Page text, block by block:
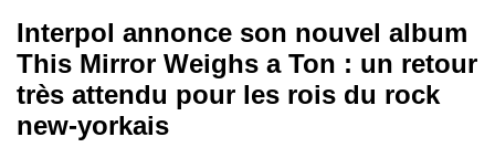
Interpol annonce son nouvel album
This Mirror Weighs a Ton : un retour
très attendu pour les rois du rock
new-yorkais